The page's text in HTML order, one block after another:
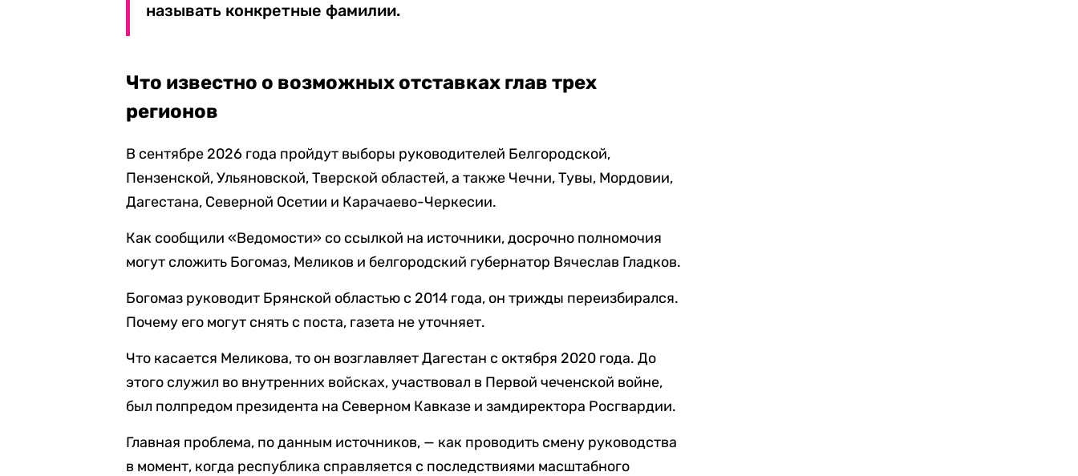
называть конкретные фамилии.
Что известно о возможных отставках глав трех
регионов
В сентябре 2026 года пройдут выборы руководителей Белгородской,
Пензенской, Ульяновской, Тверской областей, а также Чечни, Тувы, Мордовии,
Дагестана, Северной Осетии и Карачаево-Черкесии.
Как сообщили «Ведомости» со ссылкой на источники, досрочно полномочия
могут сложить Богомаз, Меликов и белгородский губернатор Вячеслав Гладков.
Богомаз руководит Брянской областью с 2014 года, он трижды переизбирался.
Почему его могут снять с поста, газета не уточняет.
Что касается Меликова, то он возглавляет Дагестан с октября 2020 года. До
этого служил во внутренних войсках, участвовал в Первой чеченской войне,
был полпредом президента на Северном Кавказе и замдиректора Росгвардии.
Главная проблема, по данным источников, — как проводить смену руководства
в момент, когда республика справляется с последствиями масштабного